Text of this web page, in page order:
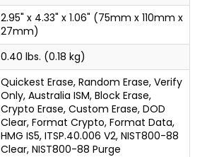
2.95" x 4.33" x 1.06" (75mm x 110mm x
27mm)
0.40 lbs. (0.18 kg)
Quickest Erase, Random Erase, Verify
Only, Australia ISM, Block Erase,
Crypto Erase, Custom Erase, DOD
Clear, Format Crypto, Format Data,
HMG IS5, ITSP.40.006 V2, NIST800-88
Clear, NIST800-88 Purge